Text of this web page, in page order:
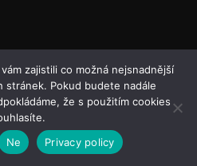
zajistili co možná nejsnadnější
stránek. Pokud budete nadále
že s použitím cookies
Ne Privacy policy